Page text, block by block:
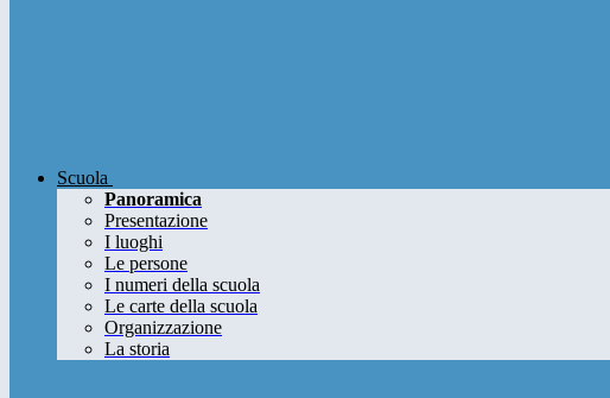
Scuola
Panoramica
Presentazione
I luoghi
Le persone
I numeri della scuola
Le carte della scuola
Organizzazione
La storia